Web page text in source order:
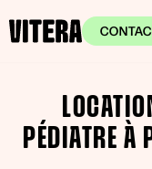
PÉDIATRE À